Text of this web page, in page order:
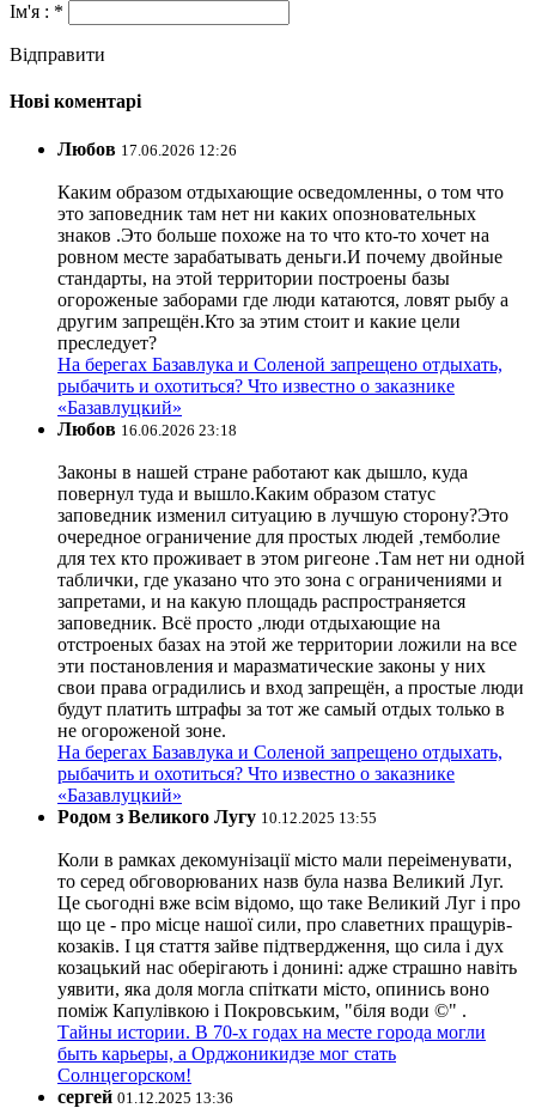
Ім'я : *
Відправити
Нові коментарі
Любов 17.06.2026 12:26
Каким образом отдыхающие осведомленны, о том что
это заповедник там нет ни каких опозновательных
знаков .Это больше похоже на то что кто-то хочет на
ровном месте зарабатывать деньги.И почему двойные
стандарты, на этой территории построены базы
огороженые заборами где люди катаются, ловят рыбу а
другим запрещён.Кто за этим стоит и какие цели
преследует?
На берегах Базавлука и Соленой запрещено отдыхать,
рыбачить и охотиться? Что известно о заказнике
«Базавлуцкий»
Любов 16.06.2026 23:18
Законы в нашей стране работают как дышло, куда
повернул туда и вышло.Каким образом статус
заповедник изменил ситуацию в лучшую сторону?Это
очередное ограничение для простых людей ,темболие
для тех кто проживает в этом ригеоне .Там нет ни одной
таблички, где указано что это зона с ограничениями и
запретами, и на какую площадь распространяется
заповедник. Всё просто ,люди отдыхающие на
отстроеных базах на этой же территории ложили на все
эти постановления и маразматические законы у них
свои права оградились и вход запрещён, а простые люди
будут платить штрафы за тот же самый отдых только в
не огороженой зоне.
На берегах Базавлука и Соленой запрещено отдыхать,
рыбачить и охотиться? Что известно о заказнике
«Базавлуцкий»
Родом з Великого Лугу 10.12.2025 13:55
Коли в рамках декомунізації місто мали переіменувати,
то серед обговорюваних назв була назва Великий Луг.
Це сьогодні вже всім відомо, що таке Великий Луг і про
що це - про місце нашої сили, про славетних пращурів-
козаків. І ця стаття зайве підтвердження, що сила і дух
козацький нас оберігають і донині: адже страшно навіть
уявити, яка доля могла спіткати місто, опинись воно
поміж Капулівкою і Покровським, "біля води ©" .
Тайны истории. В 70-х годах на месте города могли
быть карьеры, а Орджоникидзе мог стать
Солнцегорском!
сергей 01.12.2025 13:36